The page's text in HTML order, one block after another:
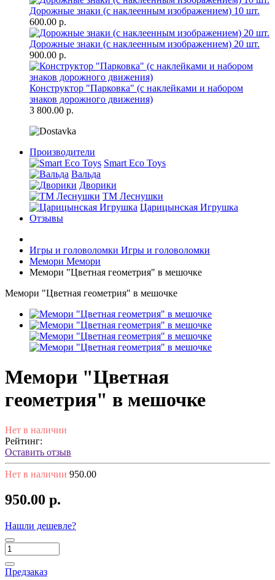
Дорожные знаки (с наклеенным изображением) 10 шт.
600.00 р.
Дорожные знаки (с наклеенным изображением) 20 шт.
900.00 р.
Конструктор "Парковка" (с наклейками и набором
знаков дорожного движения)
3 800.00 р.
Производители
Smart Eco Toys
Вальда
Дворики
ТМ Леснушки
Царицынская Игрушка
Отзывы
Игры и головоломки Игры и головоломки
Мемори Мемори
Мемори "Цветная геометрия" в мешочке
Мемори "Цветная геометрия" в мешочке
Мемори "Цветная
геометрия" в мешочке
Нет в наличии
Рейтинг:
Оставить отзыв
Нет в наличии 950.00
950.00 р.
Нашли дешевле?
Предзаказ